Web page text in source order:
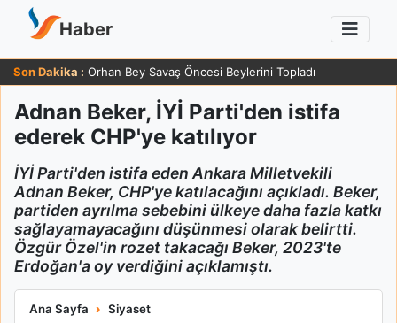
Haber
Son Dakika : Orhan Bey Savaş Öncesi Beylerini Topladı
Adnan Beker, İYİ Parti'den istifa
ederek CHP'ye katılıyor
İYİ Parti'den istifa eden Ankara Milletvekili
Adnan Beker, CHP'ye katılacağını açıkladı. Beker,
partiden ayrılma sebebini ülkeye daha fazla katkı
sağlayamayacağını düşünmesi olarak belirtti.
Özgür Özel'in rozet takacağı Beker, 2023'te
Erdoğan'a oy verdiğini açıklamıştı.
Ana Sayfa Siyaset
Adnan Beker, İYİ Parti'den istifa ederek CHP'ye katılıyor